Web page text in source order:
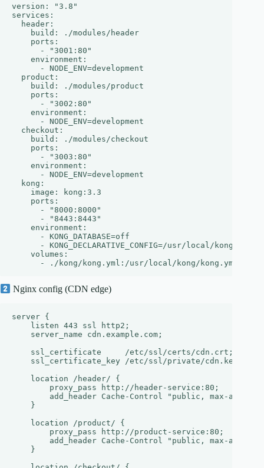
version: "3.8"
services:
  header:
    build: ./modules/header
    ports:
      - "3001:80"
    environment:
      - NODE_ENV=development
  product:
    build: ./modules/product
    ports:
      - "3002:80"
    environment:
      - NODE_ENV=development
  checkout:
    build: ./modules/checkout
    ports:
      - "3003:80"
    environment:
      - NODE_ENV=development
  kong:
    image: kong:3.3
    ports:
      - "8000:8000"
      - "8443:8443"
    environment:
      - KONG_DATABASE=off
- KONG_DECLARATIVE_CONFIG=/usr/local/kong/
    volumes:
Nginx config (CDN edge)
server {
    listen 443 ssl http2;
    server_name cdn.example.com;
    ssl_certificate     /etc/ssl/certs/cdn.crt;
    ssl_certificate_key /etc/ssl/private/cdn.key;
    location /header/ {
        proxy_pass http://header-service:80;
add_header Cache-Control "public, max-
    }
    location /product/ {
        proxy_pass http://product-service:80;
add_header Cache-Control "public, max-
    }